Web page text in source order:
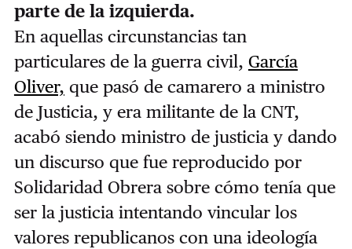
parte de la izquierda.
En aquellas circunstancias tan
particulares de la guerra civil, García
Oliver, que pasó de camarero a ministro
de Justicia, y era militante de la CNT,
acabó siendo ministro de justicia y dando
un discurso que fue reproducido por
Solidaridad Obrera sobre cómo tenía que
ser la justicia intentando vincular los
valores republicanos con una ideología